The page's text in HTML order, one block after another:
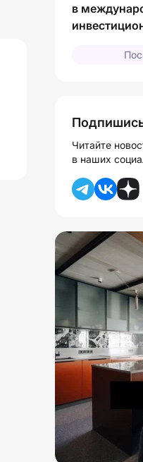
в
Читайте
в наших